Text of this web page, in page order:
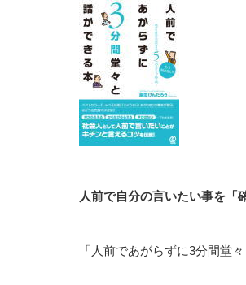
人前で自分の言いたい事を「
「人前であがらずに3分間堂